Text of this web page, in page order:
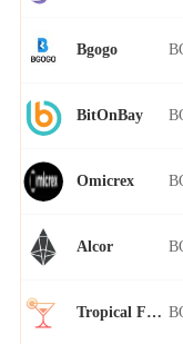
Bgogo
BitOnBay
Omicrex
Alcor
Tropical Finance